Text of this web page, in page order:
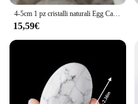
4-5cm 1 pz cristalli naturali Egg Carving Stone Malachite Healing Reiki Gemstone Massage Yoni White Quartz Stone Home Decor
15,59€